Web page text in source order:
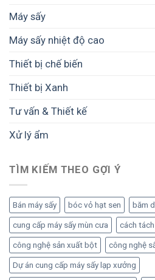
Máy sấy
Máy sấy nhiệt độ cao
Thiết bị chế biến
Thiết bị Xanh
Tư vấn & Thiết kế
Xử lý ẩm
TÌM KIẾM THEO GỢI Ý
Bán máy sấy bóc vỏ hạt sen băm
cung cấp máy sấy mùn cưa cách
công nghệ sản xuất bột công nghệ
Dự án cung cấp máy sấy lạp xưởng